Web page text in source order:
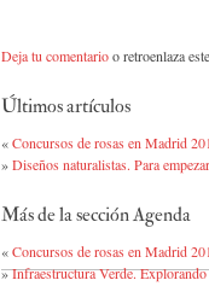
Deja tu comentarioo retroenlaza
Últimos artículos
«Concursos de rosas en Madrid
»Diseños naturalistas. Para
Más de la sección Agenda
«Concursos de rosas en Madrid
»Infraestructura Verde.